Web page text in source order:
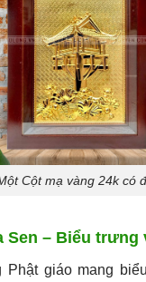
Cột mạ vàng 24k có
Sen – Biểu trưng
Phật giáo mang